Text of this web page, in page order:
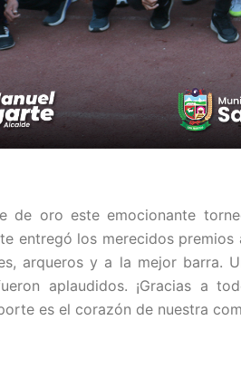
de oro este emocionante
entregó los merecidos
arqueros y a la mejor barra.
aplaudidos. ¡Gracias a
es el corazón de nuestra